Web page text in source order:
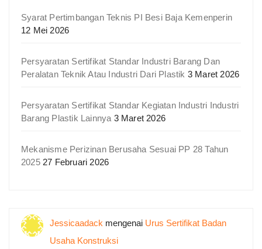
Syarat Pertimbangan Teknis PI Besi Baja Kemenperin
12 Mei 2026
Persyaratan Sertifikat Standar Industri Barang Dan
Peralatan Teknik Atau Industri Dari Plastik 3 Maret 2026
Persyaratan Sertifikat Standar Kegiatan Industri Industri
Barang Plastik Lainnya 3 Maret 2026
Mekanisme Perizinan Berusaha Sesuai PP 28 Tahun
2025 27 Februari 2026
Jessicaadack mengenai Urus Sertifikat Badan
Usaha Konstruksi